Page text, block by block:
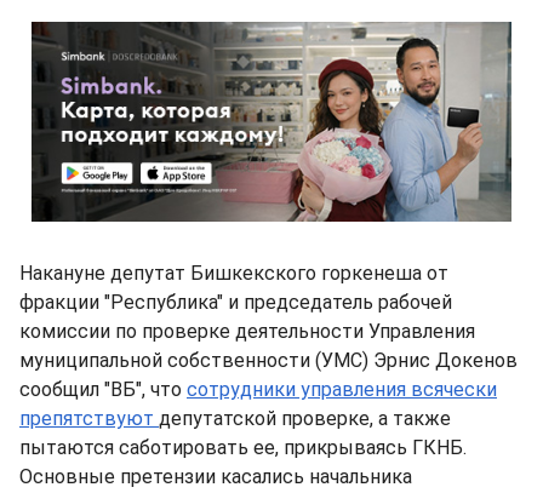
Накануне депутат Бишкекского горкенеша от
фракции "Республика" и председатель рабочей
комиссии по проверке деятельности Управления
муниципальной собственности (УМС) Эрнис Докенов
сообщил "ВБ", что сотрудники управления всячески
препятствуют депутатской проверке, а также
пытаются саботировать ее, прикрываясь ГКНБ.
Основные претензии касались начальника